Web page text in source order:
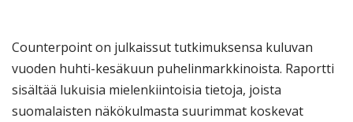
Counterpoint on julkaissut tutkimuksensa kuluvan
vuoden huhti-kesäkuun puhelinmarkkinoista. Raportti
sisältää lukuisia mielenkiintoisia tietoja, joista
suomalaisten näkökulmasta suurimmat koskevat